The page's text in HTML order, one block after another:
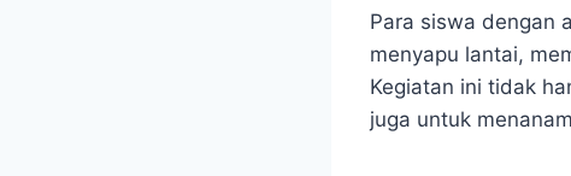
Para siswa dengan
menyapu lantai,
Kegiatan ini tidak
juga untuk